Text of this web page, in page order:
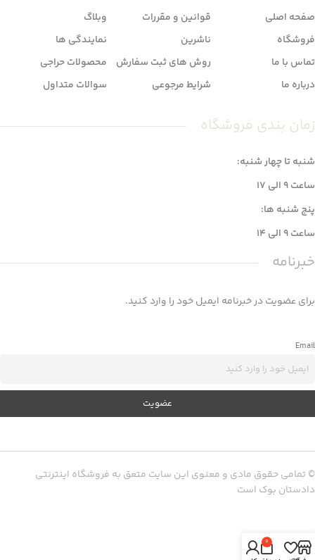
صفحه اصلی
فروشگاه
تماس با ما
درباره ما
قوانین و مقررات
ناشرین
روش های ثبت سفارش
شرایط مرجوعی
وبلاگ
نمایندگی ها
محصولات حراجی
سوالات متداول
زمان بندی فروشگاه
شنبه تا چهار شنبه:
ساعت 9 الی 17
پنج شنبه ها:
ساعت 9 الی 14
خبرنامه
برای عضویت در خبرنامه ایمیل خود را وارد کنید.
Email
© تمامی حقوق مادی و معنوی این سایت متعق به فروشگاه اینترنتی
دادستان بوک است
0